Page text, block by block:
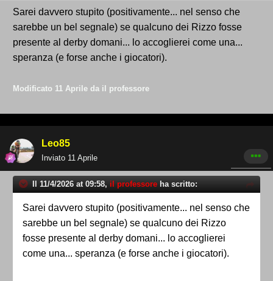
Sarei davvero stupito (positivamente... nel senso che
sarebbe un bel segnale) se qualcuno dei Rizzo fosse
presente al derby domani... lo accoglierei come una...
speranza (e forse anche i giocatori).
Modificato 11 Aprile da il professore
Leo85
Inviato 11 Aprile
Il 11/4/2026 at 09:58, il professore ha scritto:
Sarei davvero stupito (positivamente... nel senso che
sarebbe un bel segnale) se qualcuno dei Rizzo
fosse presente al derby domani... lo accoglierei
come una... speranza (e forse anche i giocatori).